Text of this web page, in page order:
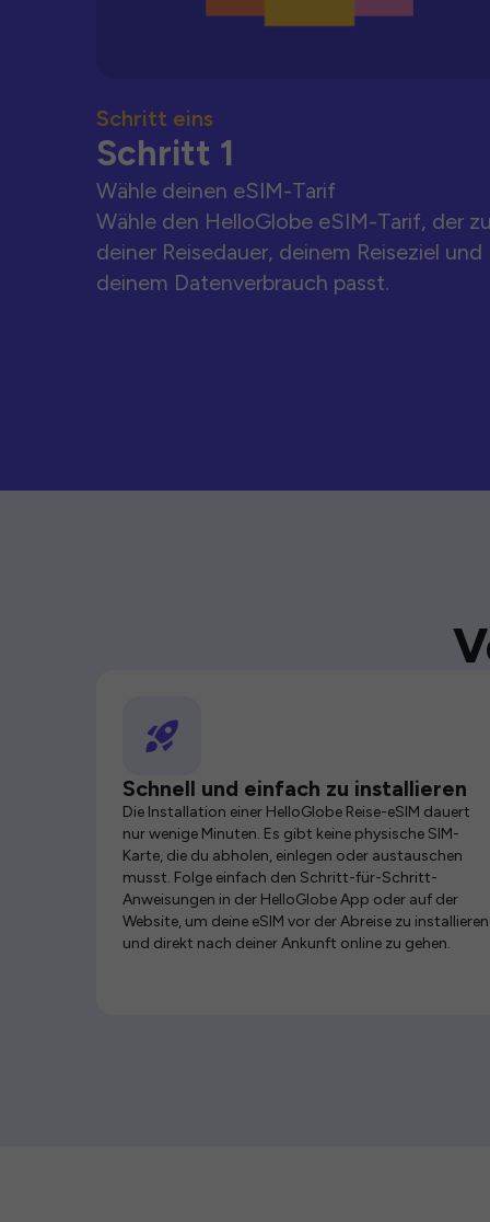
Schritt eins
Schritt 1
Wähle deinen eSIM-Tarif
Wähle den HelloGlobe eSIM-Tarif, der
deiner Reisedauer, deinem Reiseziel und
deinem Datenverbrauch passt.
Schnell und einfach zu installieren
Die Installation einer HelloGlobe Reise-eSIM dauert
nur wenige Minuten. Es gibt keine physische SIM-
Karte, die du abholen, einlegen oder austauschen
musst. Folge einfach den Schritt-für-Schritt-
Anweisungen in der HelloGlobe App oder auf der
Website, um deine eSIM vor der Abreise zu installieren
und direkt nach deiner Ankunft online zu gehen.